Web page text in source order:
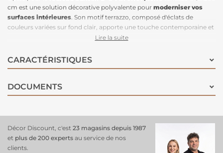
cm est une solution décorative polyvalente pour moderniser vos
surfaces intérieures . Son motif terrazzo, composé d'éclats de
couleurs variées sur fond clair, apporte une touche contemporaine et
décoration. Facile à appliquer grâce à son adhésif
que le bois, le verre ou le plastique. Avec ses dimensions, ce rouleau
offre une couverture adaptée pour diversprojets de relooking.
assurant un entretien facile.
Lire la suite
CARACTÉRISTIQUES
DOCUMENTS
Décor Discount, c'est 23 magasins depuis 1987
et plus de 200 experts au service de nos
clients.